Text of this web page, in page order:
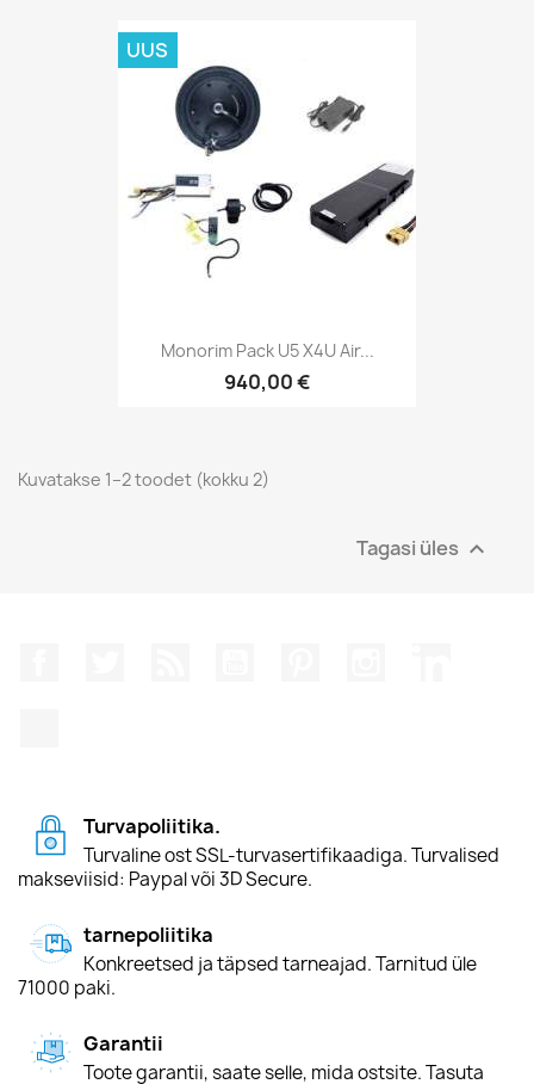
Monorim Pack U5 X4U Air...
940,00 €
UUS
Kuvatakse 1–2 toodet (kokku 2)
Tagasi üles 
Turvapoliitika.
Turvaline ost SSL-turvasertifikaadiga. Turvalised
makseviisid: Paypal või 3D Secure.
tarnepoliitika
Konkreetsed ja täpsed tarneajad. Tarnitud üle
71000 paki.
Garantii
Toote garantii, saate selle, mida ostsite. Tasuta